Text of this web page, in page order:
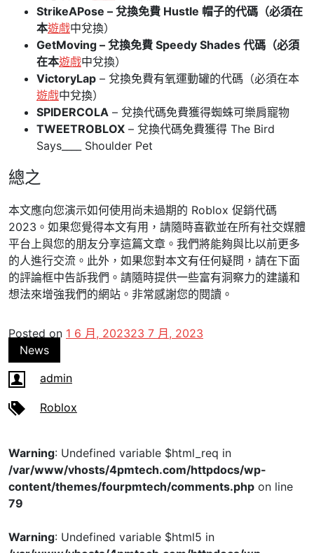
StrikeAPose – 兌換免費 Hustle 帽子的代碼（必須在
本遊戲中兌換）
GetMoving – 兌換免費 Speedy Shades 代碼（必須
在本遊戲中兌換）
VictoryLap – 兌換免費有氧運動罐的代碼（必須在本
遊戲中兌換）
SPIDERCOLA – 兌換代碼免費獲得蜘蛛可樂肩寵物
TWEETROBLOX – 兌換代碼免費獲得 The Bird
Says____ Shoulder Pet
總之
本文應向您演示如何使用尚未過期的 Roblox 促銷代碼
2023。如果您覺得本文有用，請隨時喜歡並在所有社交媒體
平台上與您的朋友分享這篇文章。我們將能夠與比以前更多
的人進行交流。此外，如果您對本文有任何疑問，請在下面
的評論框中告訴我們。請隨時提供一些富有洞察力的建議和
想法來增強我們的網站。非常感謝您的閱讀。
Posted on 1 6 月, 202323 7 月, 2023
News
admin
Roblox
Warning: Undefined variable $html_req in
/var/www/vhosts/4pmtech.com/httpdocs/wp-
content/themes/fourpmtech/comments.php on line
79
Warning: Undefined variable $html5 in